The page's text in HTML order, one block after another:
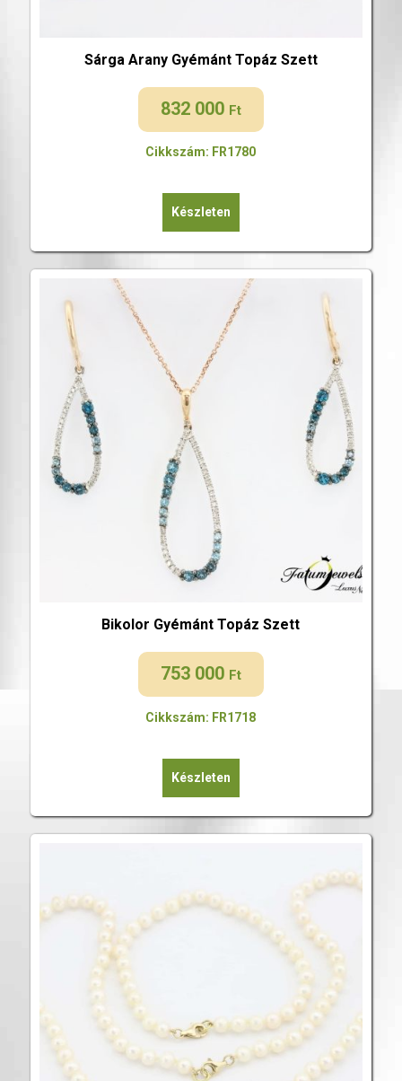
Sárga Arany Gyémánt Topáz Szett
832 000 Ft
Cikkszám: FR1780
Készleten
Bikolor Gyémánt Topáz Szett
753 000 Ft
Cikkszám: FR1718
Készleten